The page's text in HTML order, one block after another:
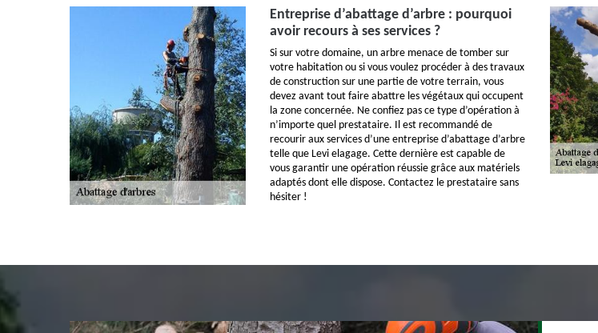
Entreprise d’abattage d’arbre : pourquoi
avoir recours à ses services ?
Si sur votre domaine, un arbre menace de tomber sur
votre habitation ou si vous voulez procéder à des travaux
de construction sur une partie de votre terrain, vous
devez avant tout faire abattre les végétaux qui occupent
la zone concernée. Ne confiez pas ce type d’opération à
n’importe quel prestataire. Il est recommandé de
recourir aux services d’une entreprise d’abattage d’arbre
telle que Levi elagage. Cette dernière est capable de
vous garantir une opération réussie grâce aux matériels
adaptés dont elle dispose. Contactez le prestataire sans
hésiter !